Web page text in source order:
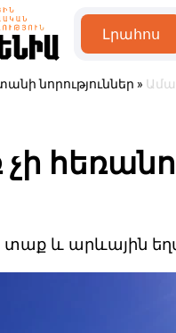
Լրահոս
նորություններ »
չի
տաք և արևային